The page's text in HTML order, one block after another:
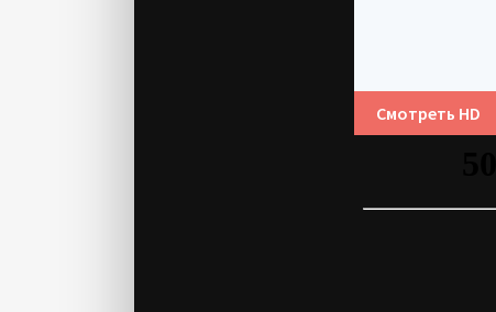
Смотреть HD